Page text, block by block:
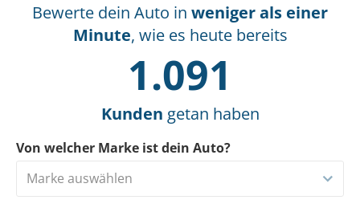
Bewerte dein Auto in weniger als einer
Minute, wie es heute bereits
1.091
Kunden getan haben
Von welcher Marke ist dein Auto?
Marke auswählen